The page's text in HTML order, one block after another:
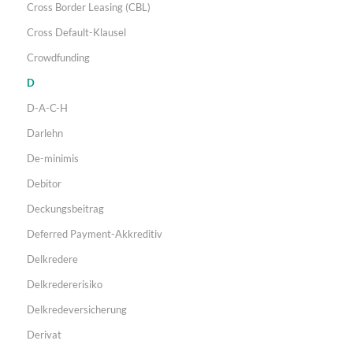
Cross Border Leasing (CBL)
Cross Default-Klausel
Crowdfunding
D
D-A-C-H
Darlehn
De-minimis
Debitor
Deckungsbeitrag
Deferred Payment-Akkreditiv
Delkredere
Delkredererisiko
Delkredeversicherung
Derivat